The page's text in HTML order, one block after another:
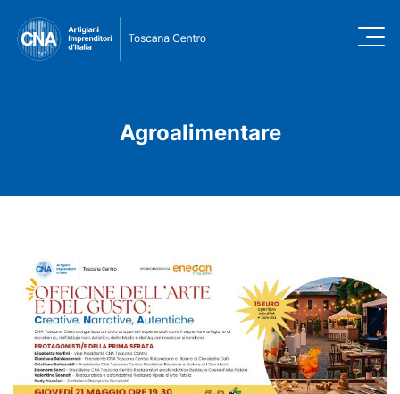
Agroalimentare